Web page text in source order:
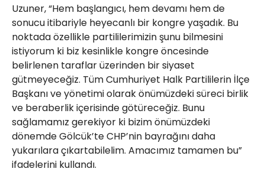
Uzuner, “Hem başlangıcı, hem devamı hem de
sonucu itibariyle heyecanlı bir kongre yaşadık. Bu
noktada özellikle partililerimizin şunu bilmesini
istiyorum ki biz kesinlikle kongre öncesinde
belirlenen taraflar üzerinden bir siyaset
gütmeyeceğiz. Tüm Cumhuriyet Halk Partililerin İlçe
Başkanı ve yönetimi olarak önümüzdeki süreci birlik
ve beraberlik içerisinde götüreceğiz. Bunu
sağlamamız gerekiyor ki bizim önümüzdeki
dönemde Gölcük’te CHP’nin bayrağını daha
yukarılara çıkartabilelim. Amacımız tamamen bu”
ifadelerini kullandı.